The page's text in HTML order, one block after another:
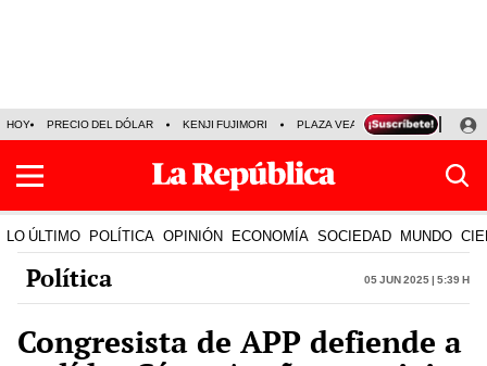
HOY PRECIO DEL DÓLAR KENJI FUJIMORI PLAZA VEA FERIADOS
LO ÚLTIMO POLÍTICA OPINIÓN ECONOMÍA SOCIEDAD MUNDO
Política 05 Jun 2025 | 5:39 h
Congresista de APP defiende a